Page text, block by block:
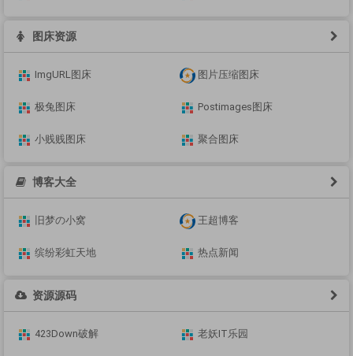
图床资源
ImgURL图床 图片压缩图床
极兔图床 Postimages图床
小贱贱图床 聚合图床
博客大全
旧梦の小窝 王超博客
缤纷彩虹天地 热点新闻
资源源码
423Down破解 老妖IT乐园